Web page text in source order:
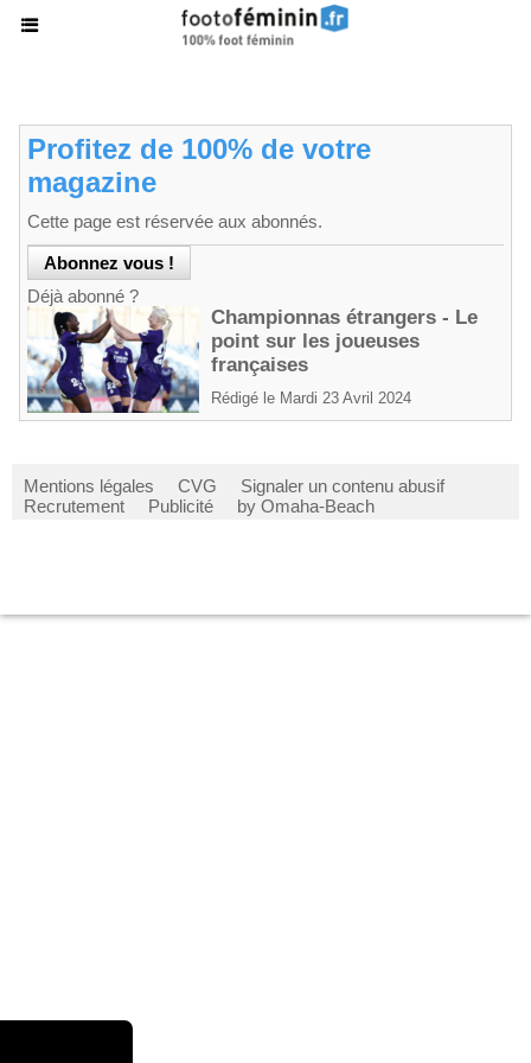
Profitez de 100% de votre
magazine
Cette page est réservée aux abonnés.
Déjà abonné ?
Championnas étrangers - Le
point sur les joueuses
françaises
Rédigé le Mardi 23 Avril 2024
Mentions légales CVG
Signaler un contenu abusif
Recrutement
Publicité by Omaha-Beach